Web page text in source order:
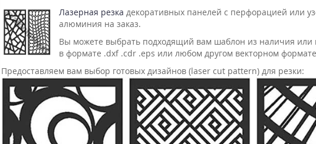
Лазерная резка декоративных панелей с перфорацией или
алюминия на заказ.
Вы можете выбрать подходящий вам шаблон из наличия или
в формате .dxf .cdr .eps или любом другом векторном
Предоставляем вам выбор готовых дизайнов (laser cut pattern) для резки: